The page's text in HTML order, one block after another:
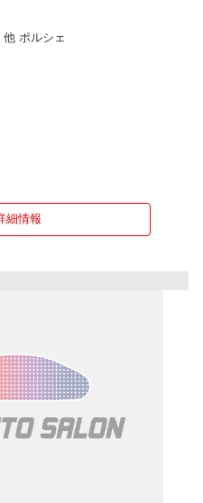
他 ポルシェ
細情報